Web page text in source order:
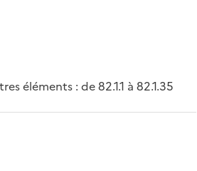
éléments : de 82.1.1 à 82.1.35